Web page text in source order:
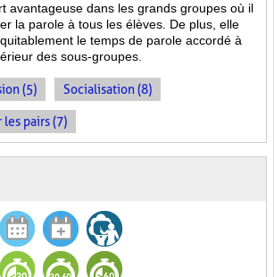
avantageuse dans les grands groupes où il
la parole à tous les élèves. De plus, elle
le temps de parole accordé à
des sous-groupes.
(5) Socialisation (8)
les pairs (7)